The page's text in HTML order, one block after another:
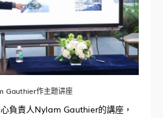
Gauthier作主题讲座
負責人Nylam Gauthier的講座，